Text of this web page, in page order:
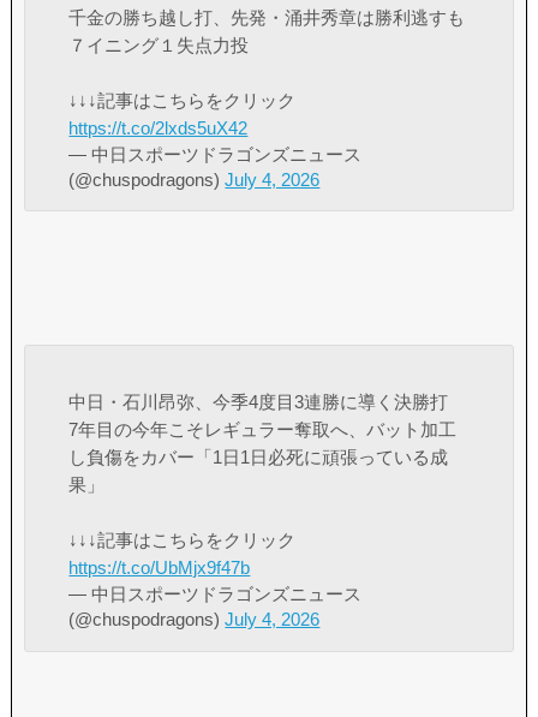
千金の勝ち越し打、先発・涌井秀章は勝利逃すも
７イニング１失点力投
↓↓↓記事はこちらをクリック
https://t.co/2lxds5uX42
— 中日スポーツドラゴンズニュース
(@chuspodragons)July 4, 2026
中日・石川昂弥、今季4度目3連勝に導く決勝打
7年目の今年こそレギュラー奪取へ、バット加工
し負傷をカバー「1日1日必死に頑張っている成
果」
↓↓↓記事はこちらをクリック
https://t.co/UbMjx9f47b
— 中日スポーツドラゴンズニュース
(@chuspodragons)July 4, 2026